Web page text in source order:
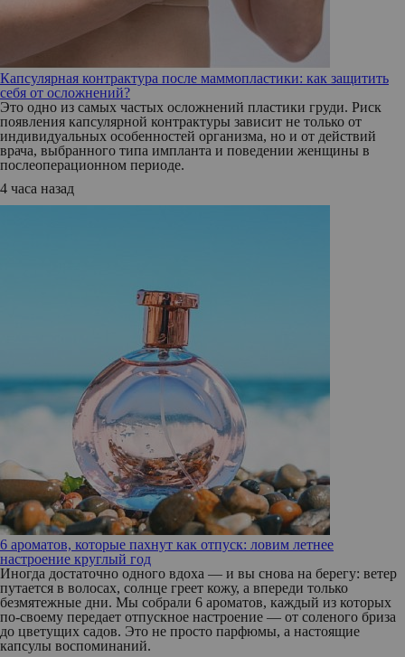
Капсулярная контрактура после маммопластики: как защитить
себя от осложнений?
Это одно из самых частых осложнений пластики груди. Риск
появления капсулярной контрактуры зависит не только от
индивидуальных особенностей организма, но и от действий
врача, выбранного типа импланта и поведении женщины в
послеоперационном периоде.
4 часа назад
6 ароматов, которые пахнут как отпуск: ловим летнее
настроение круглый год
Иногда достаточно одного вдоха — и вы снова на берегу: ветер
путается в волосах, солнце греет кожу, а впереди только
безмятежные дни. Мы собрали 6 ароматов, каждый из которых
по‑своему передает отпускное настроение — от соленого бриза
до цветущих садов. Это не просто парфюмы, а настоящие
капсулы воспоминаний.